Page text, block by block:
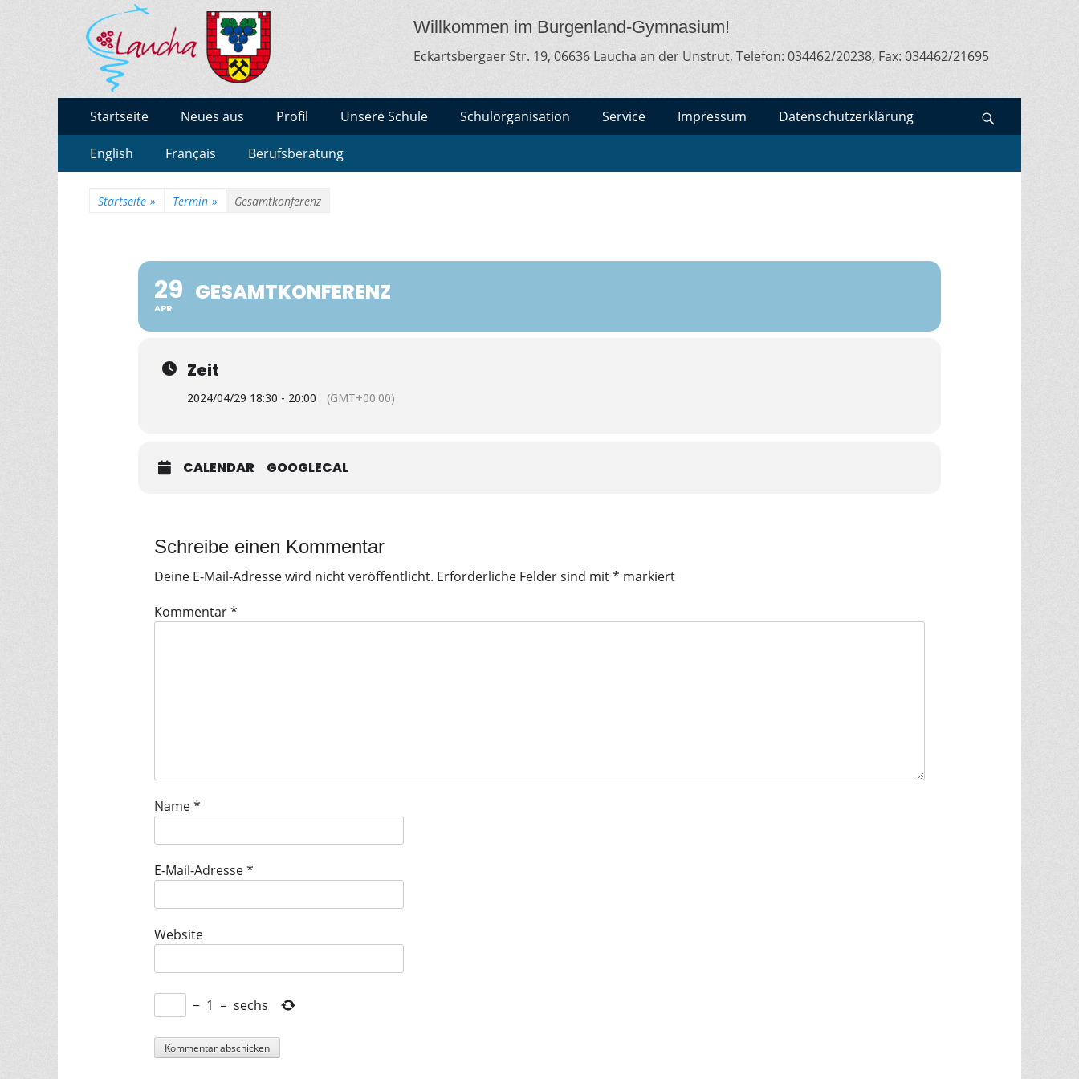
BURGENLAND-GYMNASIUM LAUCHA
Gymnasium des Burgenlandkreises / Sachsen-Anhalt
Willkommen im Burgenland-Gymnasium!
Eckartsbergaer Str. 19, 06636 Laucha an der Unstrut, Telefon: 034462/20238, Fax: 034462/21695
Erstes
Menü
Inhalt:
Startseite Neues aus Profil Unsere Schule Schulorganisation Service Impressum Datenschutzerklärung
Zweites
Menü
Inhalt:
English Français Berufsberatung
Startseite » Termin » Gesamtkonferenz
29
APR
GESAMTKONFERENZ
Zeit
2024/04/29 18:30 - 20:00 (GMT+00:00)
CALENDAR GOOGLECAL
Schreibe einen Kommentar
Deine E-Mail-Adresse wird nicht veröffentlicht. Erforderliche Felder sind mit* markiert
Kommentar*
Name*
E-Mail-Adresse*
Website
− 1 = sechs